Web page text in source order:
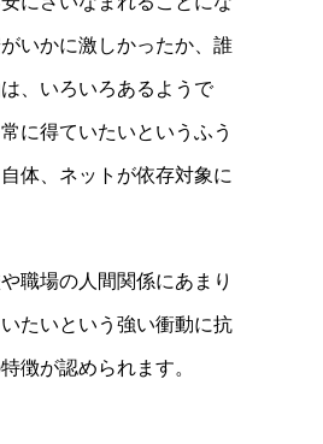
いかに激しかったか、誰
、いろいろあるようで
に得ていたいというふう
体、ネットが依存対象に
職場の人間関係にあまり
たいという強い衝動に抗
徴が認められます。